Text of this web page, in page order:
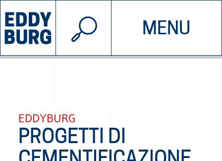
MENU
INIZIATIVE CHI SIAMO
© 2026 EDDYBURG
EDDYBURG
PROGETTI DI